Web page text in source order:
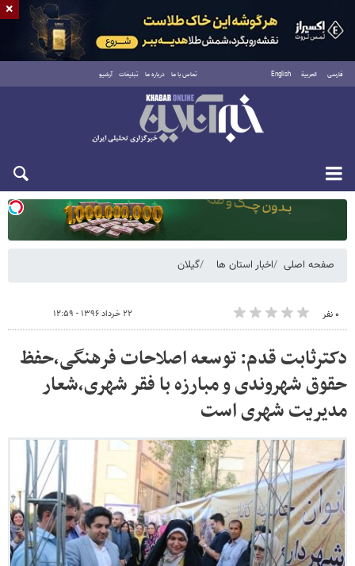
فارسی العربية English تماس با ما درباره ما تبلیغات آرشیو
یکشنبه ۱۸ مرداد ۱۴۰۵
صفحه اصلی اخبار استان ها گیلان
۰ نفر ۲۲ خرداد ۱۳۹۶ - ۱۲:۵۹
دکترثابت قدم: توسعه اصلاحات فرهنگی،حفظ
حقوق شهروندی و مبارزه با فقر شهری،شعار
مدیریت شهری است
×